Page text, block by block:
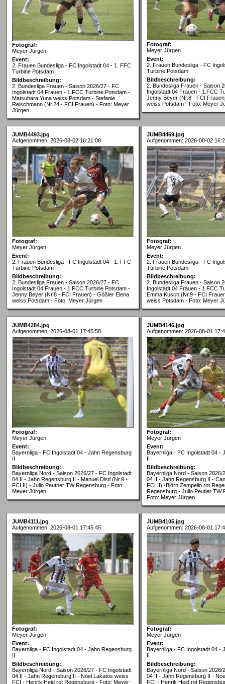
Fotograf:
Meyer Jürgen
Event:
2. Frauen Bundesliga - FC Ingolstadt 04 - 1. FFC
Turbine Potsdam
Bildbeschreibung:
2. Bundesliga Frauen - Saison 2026/27 - FC
Ingolstadt 04 Frauen - 1.FCC Turbine Potsdam -
Matsubara Yuna weiss Potsdam - Stefanie
Reischmann (Nr.24 - FCI Frauen) - Foto: Meyer
Jürgen
Fotograf:
Meyer Jürgen
Event:
2. Frauen Bundesliga - FC
Turbine Potsdam
Bildbeschreibung:
2. Bundesliga Frauen - Saison
Ingolstadt 04 Frauen - 1.FCC
Jenny Beyer (Nr.8 - FCI
weiss Potsdam - Foto: Meyer
JUMB4493.jpg
Aufgenommen: 2026-08-02 16:21:08
Fotograf:
Meyer Jürgen
Event:
2. Frauen Bundesliga - FC Ingolstadt 04 - 1. FFC
Turbine Potsdam
Bildbeschreibung:
2. Bundesliga Frauen - Saison 2026/27 - FC
Ingolstadt 04 Frauen - 1.FCC Turbine Potsdam -
Jenny Beyer (Nr.8 - FCI Frauen) - Gößler Elena
weiss Potsdam - Foto: Meyer Jürgen
JUMB4469.jpg
Aufgenommen: 2026-08-02
Fotograf:
Meyer Jürgen
Event:
2. Frauen Bundesliga - FC
Turbine Potsdam
Bildbeschreibung:
2. Bundesliga Frauen - Saison
Ingolstadt 04 Frauen - 1.FCC
Emma Kusch (Nr.9 - FCI
weiss Potsdam - Foto: Meyer
JUMB4284.jpg
Aufgenommen: 2026-08-01 17:45:58
Fotograf:
Meyer Jürgen
Event:
Bayernliga - FC Ingolstadt 04 - Jahn Regensburg
II
Bildbeschreibung:
Bayernliga Nord - Saison 2026/27 - FC Ingolstadt
04 II - Jahn Regensburg II - Manuel Distl (Nr.9 -
FCI II) - Julio Peutner TW Regensburg - Foto:
Meyer Jürgen
JUMB4146.jpg
Aufgenommen: 2026-08-01
Fotograf:
Meyer Jürgen
Event:
Bayernliga - FC Ingolstadt 04 -
II
Bildbeschreibung:
Bayernliga Nord - Saison 2026/
04 II - Jahn Regensburg II -
FCI II) -Björn Zempelin rot
Regensburg - Julio Peutler TW
Foto: Meyer Jürgen
JUMB4111.jpg
Aufgenommen: 2026-08-01 17:45:45
Fotograf:
Meyer Jürgen
Event:
Bayernliga - FC Ingolstadt 04 - Jahn Regensburg
II
Bildbeschreibung:
Bayernliga Nord - Saison 2026/27 - FC Ingolstadt
04 II - Jahn Regensburg II - Noel Lakatos weiss
FCI - Henrik Heid rot Regensburg - Foto: Meyer
JUMB4105.jpg
Aufgenommen: 2026-08-01
Fotograf:
Meyer Jürgen
Event:
Bayernliga - FC Ingolstadt 04 -
II
Bildbeschreibung:
Bayernliga Nord - Saison 2026/
04 II - Jahn Regensburg II -
FCI - Henrik Heid rot